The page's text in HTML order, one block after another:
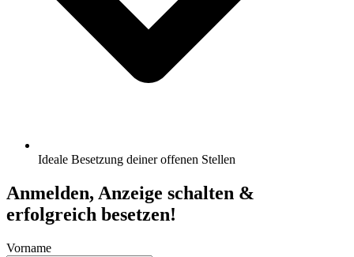
Ideale Besetzung deiner offenen Stellen
Anmelden, Anzeige schalten &
erfolgreich besetzen!
Vorname